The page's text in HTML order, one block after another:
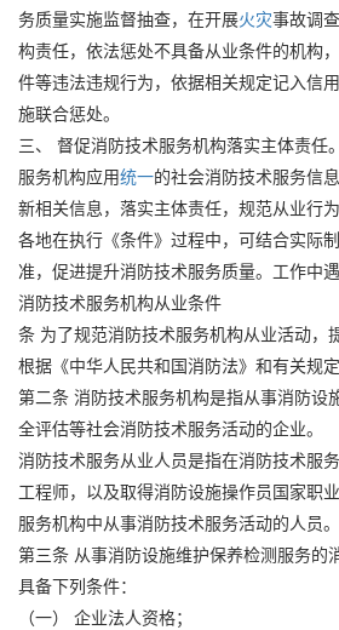
务质量实施监督抽查，在开展火灾事故调
构责任，依法惩处不具备从业条件的机构
件等违法违规行为，依据相关规定记入信
施联合惩处。
三、 督促消防技术服务机构落实主体责任
服务机构应用统一的社会消防技术服务信息
新相关信息，落实主体责任，规范从业行
各地在执行《条件》过程中，可结合实际
准，促进提升消防技术服务质量。工作中
消防技术服务机构从业条件
条 为了规范消防技术服务机构从业活动，
根据《中华人民共和国消防法》和有关规
第二条 消防技术服务机构是指从事消防设
全评估等社会消防技术服务活动的企业。
消防技术服务从业人员是指在消防技术服
工程师，以及取得消防设施操作员国家职
服务机构中从事消防技术服务活动的人员。
第三条 从事消防设施维护保养检测服务的
具备下列条件：
（一） 企业法人资格；